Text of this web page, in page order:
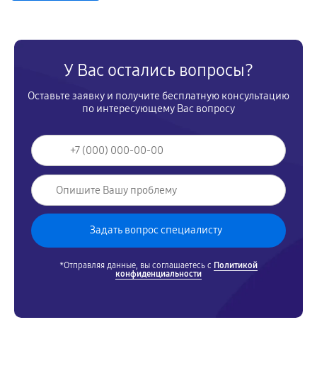
У Вас остались вопросы?
Оставьте заявку и получите бесплатную консультацию
по интересующему Вас вопросу
*Отправляя данные, вы соглашаетесь с Политикой
конфиденциальности